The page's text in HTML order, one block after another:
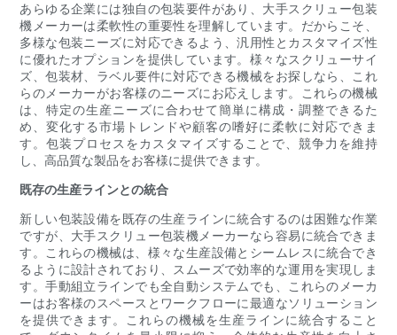
あらゆる企業には独自の包装要件があり、大手スクリュー包装
機メーカーは柔軟性の重要性を理解しています。だからこそ、
多様な包装ニーズに対応できるよう、汎用性とカスタマイズ性
に優れたオプションを提供しています。様々なスクリューサイ
ズ、包装材、ラベル要件に対応できる機械をお探しなら、これ
らのメーカーがお客様のニーズにお応えします。これらの機械
は、特定の生産ニーズに合わせて簡単に構成・調整できるた
め、変化する市場トレンドや顧客の嗜好に柔軟に対応できま
す。包装プロセスをカスタマイズすることで、競争力を維持
し、高品質な製品をお客様に提供できます。
既存の生産ラインとの統合
新しい包装設備を既存の生産ラインに統合するのは困難な作業
ですが、大手スクリュー包装機メーカーなら容易に統合できま
す。これらの機械は、様々な生産設備とシームレスに統合でき
るように設計されており、スムーズで効率的な運用を実現しま
す。手動組立ラインでも全自動システムでも、これらのメーカ
ーはお客様のスペースとワークフローに最適なソリューション
を提供できます。これらの機械を生産ラインに統合すること